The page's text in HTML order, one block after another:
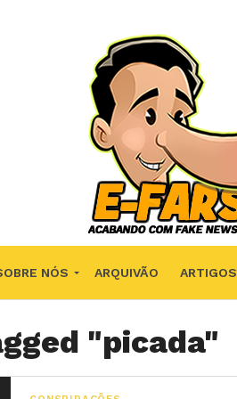
NÓS ARQUIVÃO ARTIGOS
"picada"